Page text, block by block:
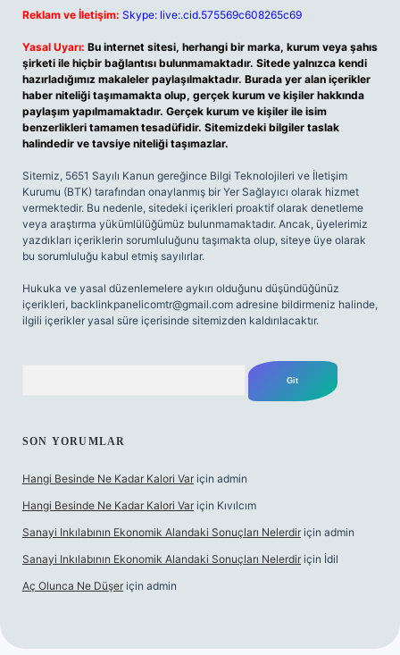
Reklam ve İletişim: Skype: live:.cid.575569c608265c69
Yasal Uyarı: Bu internet sitesi, herhangi bir marka, kurum veya şahıs
şirketi ile hiçbir bağlantısı bulunmamaktadır. Sitede yalnızca kendi
hazırladığımız makaleler paylaşılmaktadır. Burada yer alan içerikler
haber niteliği taşımamakta olup, gerçek kurum ve kişiler hakkında
paylaşım yapılmamaktadır. Gerçek kurum ve kişiler ile isim
benzerlikleri tamamen tesadüfidir. Sitemizdeki bilgiler taslak
halindedir ve tavsiye niteliği taşımazlar.
Sitemiz, 5651 Sayılı Kanun gereğince Bilgi Teknolojileri ve İletişim
Kurumu (BTK) tarafından onaylanmış bir Yer Sağlayıcı olarak hizmet
vermektedir. Bu nedenle, sitedeki içerikleri proaktif olarak denetleme
veya araştırma yükümlülüğümüz bulunmamaktadır. Ancak, üyelerimiz
yazdıkları içeriklerin sorumluluğunu taşımakta olup, siteye üye olarak
bu sorumluluğu kabul etmiş sayılırlar.
Hukuka ve yasal düzenlemelere aykırı olduğunu düşündüğünüz
içerikleri, backlinkpanelicomtr@gmail.com adresine bildirmeniz halinde,
ilgili içerikler yasal süre içerisinde sitemizden kaldırılacaktır.
SON YORUMLAR
Hangi Besinde Ne Kadar Kalori Var için admin
Hangi Besinde Ne Kadar Kalori Var için Kıvılcım
Sanayi Inkılabının Ekonomik Alandaki Sonuçları Nelerdir için admin
Sanayi Inkılabının Ekonomik Alandaki Sonuçları Nelerdir için İdil
Aç Olunca Ne Düşer için admin